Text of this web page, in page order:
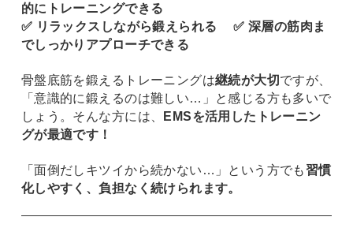
的にトレーニングできる
✅ リラックスしながら鍛えられる ✅ 深層の筋肉ま
でしっかりアプローチできる
骨盤底筋を鍛えるトレーニングは継続が大切 ですが、
「意識的に鍛えるのは難しい…」と感じる方も多いで
しょう。そんな方には、
EMSを活用したトレーニン
グが最適です！
「面倒だしキツイから続かない…」という方でも習慣
化しやすく、負担なく続けられます。